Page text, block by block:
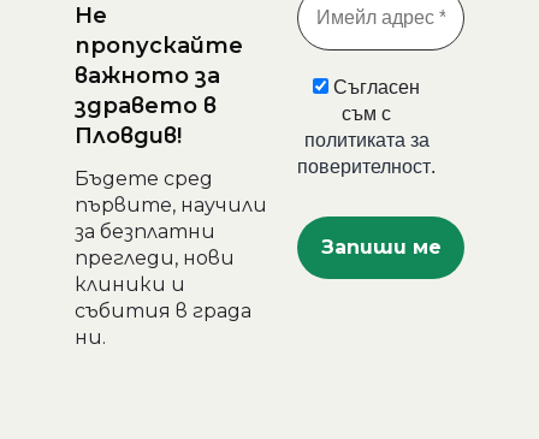
Не
пропускайте
важното за
здравето в
Пловдив!
Бъдете сред
първите, научили
за безплатни
прегледи, нови
клиники и
събития в града
ни.
Съгласен
съм с
политиката за
поверителност.